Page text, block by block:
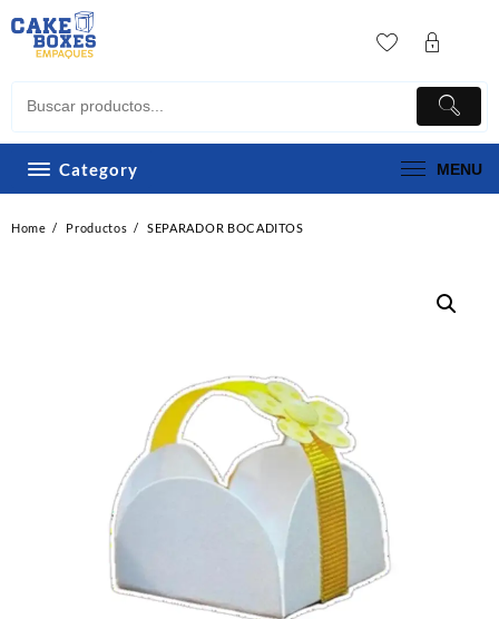
to
content
Category MENU
Home Productos SEPARADOR BOCADITOS